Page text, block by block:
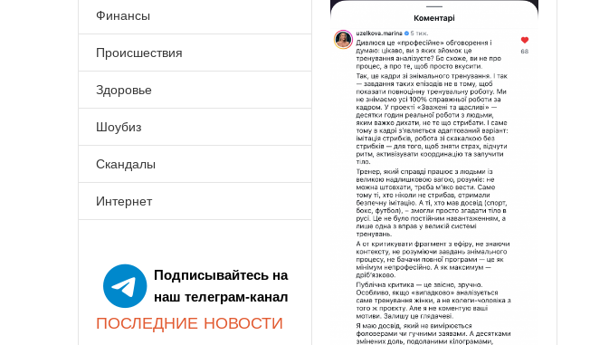
Финансы
Происшествия
Здоровье
Шоубиз
Скандалы
Интернет
Подписывайтесь на
наш телеграм-канал
ПОСЛЕДНИЕ НОВОСТИ